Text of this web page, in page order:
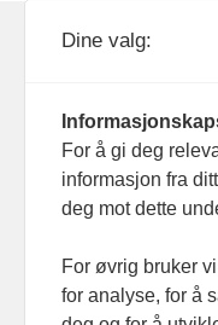
093
Dine valg:
For å gi deg
informasjon fra
deg mot dette
For øvrig bruker
for analyse, for å